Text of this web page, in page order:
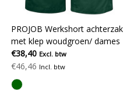
PROJOB Werkshort achterzak
met klep woudgroen/ dames
€38,40 Excl. btw
€46,46 Incl. btw